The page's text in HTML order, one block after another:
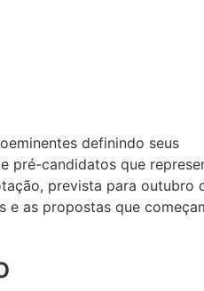
definindo seus
pré-candidatos que
prevista para outubro
e as propostas que